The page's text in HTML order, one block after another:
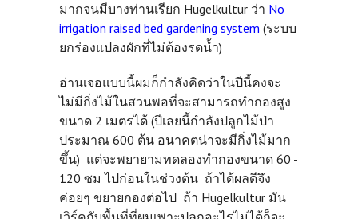
มากจนมีบางท่านเรียก Hugelkultur ว่า No
irrigation raised bed gardening system (ระบบ
ยกร่องแปลงผักที่ไม่ต้องรดน้ำ)
อ่านเจอแบบนี้ผมก็กำลังคิดว่าในปีนี้คงจะ
ไม่มีกิ่งไม้ในสวนพอที่จะสามารถทำกองสูง
ขนาด 2 เมตรได้ (ปีเลยนี้กำลังปลูกไม้ป่า
ประมาณ 600 ต้น อนาคตน่าจะมีกิ่งไม้มาก
ขึ้น) แต่จะพยายามทดลองทำกองขนาด 60 -
120 ซม ไปก่อนในช่วงต้น ถ้าได้ผลดีจึง
ค่อยๆ ขยายกองต่อไป ถ้า Hugelkultur มัน